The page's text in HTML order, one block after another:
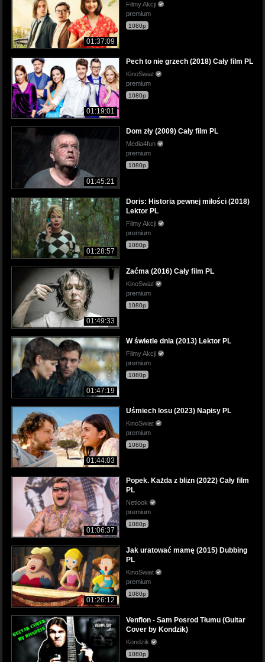
01:37:09
Filmy Akcji
premium
1080p
01:19:01
Pech to nie grzech (2018) Cały film PL
KinoSwiat
premium
1080p
01:45:21
Dom zły (2009) Cały film PL
Media4fun
premium
1080p
01:28:57
Doris: Historia pewnej miłości (2018)
Lektor PL
Filmy Akcji
premium
1080p
01:49:33
Zaćma (2016) Cały film PL
KinoSwiat
premium
1080p
01:47:19
W świetle dnia (2013) Lektor PL
Filmy Akcji
premium
1080p
01:44:03
Uśmiech losu (2023) Napisy PL
KinoSwiat
premium
1080p
01:06:37
Popek. Każda z blizn (2022) Cały film
PL
Netlook
premium
1080p
01:26:12
Jak uratować mamę (2015) Dubbing
PL
KinoSwiat
premium
1080p
Venflon - Sam Posrod Tłumu (Guitar
Cover by Kondzik)
Kondzik
1080p